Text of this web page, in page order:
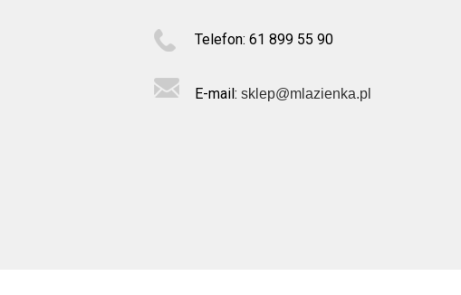
Telefon: 61 899 55 90
E-mail: sklep@mlazienka.pl